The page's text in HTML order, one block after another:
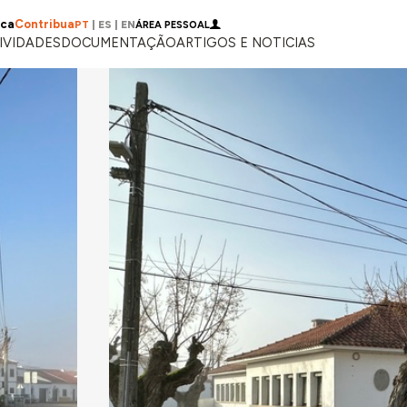
ContribuaPT ES ENÁREA PESSOAL
DOCUMENTAÇÃOARTIGOS E NOTICIAS